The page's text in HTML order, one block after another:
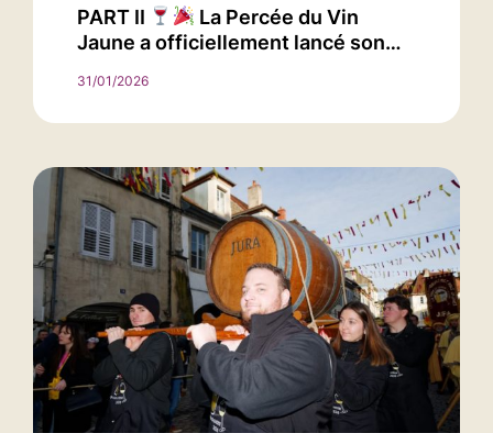
PART II
La Percée du Vin
Jaune a officiellement lancé son…
31/01/2026